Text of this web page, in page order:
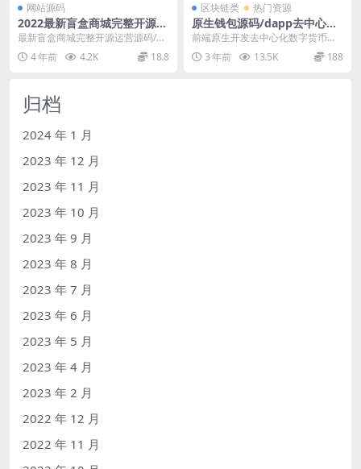
网站源码
2022最新盲盒商城完整开源运
营源码/对接免签支付接口
最新盲盒商城完整开源运营源码/对
接免签支付接口/带视频搭建教程。
主要修复： 1...
4 年前 4.2K 18.8
区块链类 热门资源
原生钱包源码/dapp去中心化
钱包/数字货币钱包
前端原生开发去中心化数字货币多
链钱包系统：安全、开源、可定制
🎉我们隆重推出一个...
3 年前 13.5K 188
归档
2024 年 1 月
2023 年 12 月
2023 年 11 月
2023 年 10 月
2023 年 9 月
2023 年 8 月
2023 年 7 月
2023 年 6 月
2023 年 5 月
2023 年 4 月
2023 年 2 月
2022 年 12 月
2022 年 11 月